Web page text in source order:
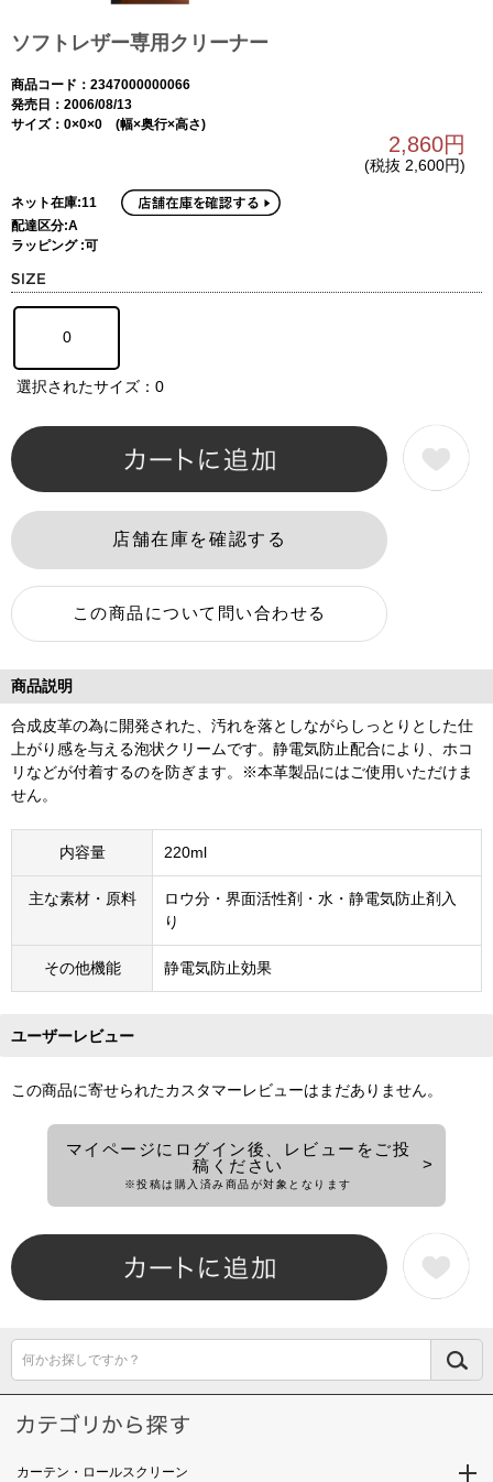
ソフトレザー専用クリーナー
商品コード：2347000000066
発売日：2006/08/13
サイズ：0×0×0 (幅×奥行×高さ)
2,860円
(税抜 2,600円)
ネット在庫:11
配達区分:A
ラッピング :可
0
選択されたサイズ：0
商品説明
合成皮革の為に開発された、汚れを落としながらしっとりとした仕
上がり感を与える泡状クリームです。静電気防止配合により、ホコ
リなどが付着するのを防ぎます。※本革製品にはご使用いただけま
せん。
内容量 220ml
主な素材・原料
ロウ分・界面活性剤・水・静電気防止剤入
り
その他機能 静電気防止効果
ユーザーレビュー
この商品に寄せられたカスタマーレビューはまだありません。
マイページにログイン後、レビューをご投
稿ください
※投稿は購入済み商品が対象となります
何かお探しですか？
カーテン・ロールスクリーン